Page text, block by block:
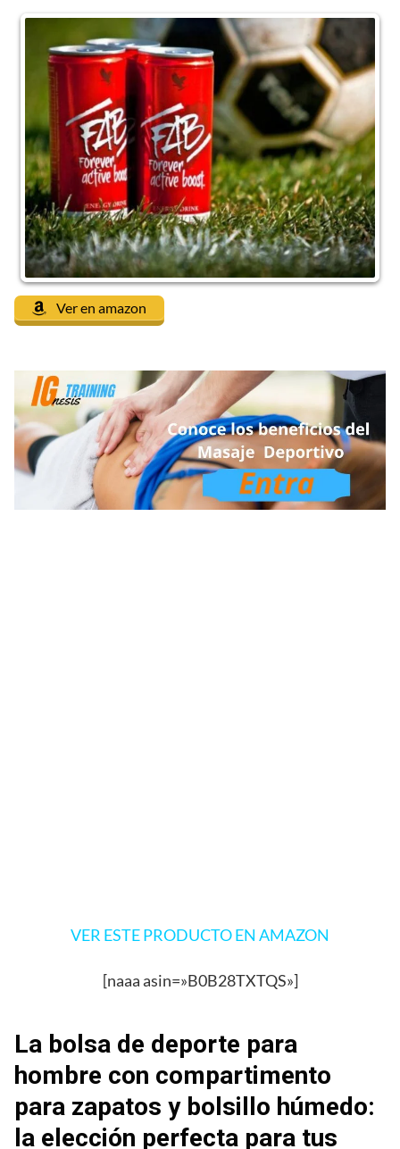
Ver en amazon
VER ESTE PRODUCTO EN AMAZON
[naaa asin=»B0B28TXTQS»]
La bolsa de deporte para
hombre con compartimento
para zapatos y bolsillo húmedo:
la elección perfecta para tus